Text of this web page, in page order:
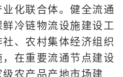
化联合体。健全流通
冷链物流设施建设工
、农村集体经济组织
在重要流通节点建设
农产品产地市场建